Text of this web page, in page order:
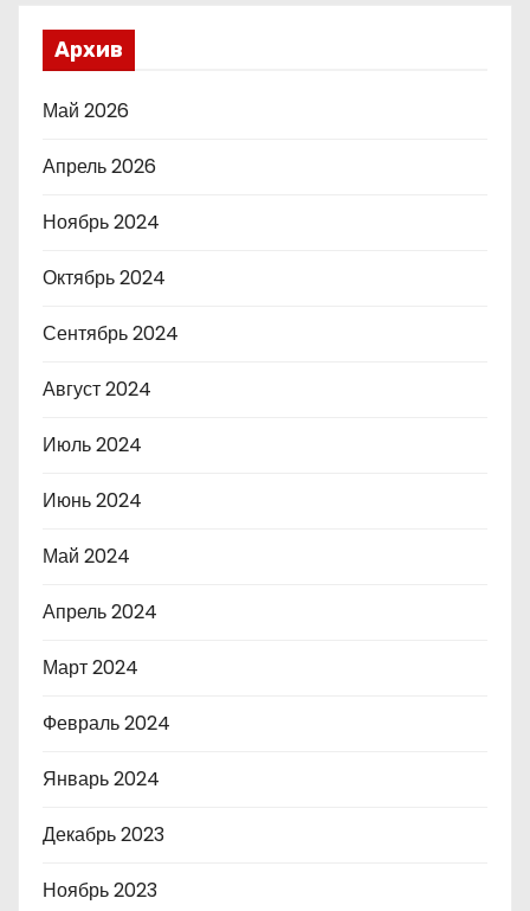
Архив
Май 2026
Апрель 2026
Ноябрь 2024
Октябрь 2024
Сентябрь 2024
Август 2024
Июль 2024
Июнь 2024
Май 2024
Апрель 2024
Март 2024
Февраль 2024
Январь 2024
Декабрь 2023
Ноябрь 2023